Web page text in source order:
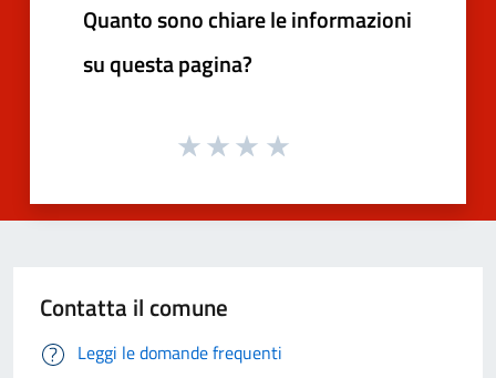
Quanto sono chiare le informazioni
su questa pagina?
Contatta il comune
Leggi le domande frequenti